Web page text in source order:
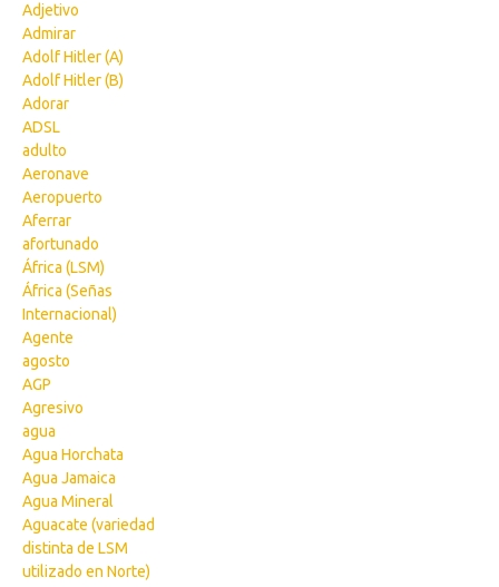
Adjetivo
Admirar
Adolf Hitler (A)
Adolf Hitler (B)
Adorar
ADSL
adulto
Aeronave
Aeropuerto
Aferrar
afortunado
África (LSM)
África (Señas
Internacional)
Agente
agosto
AGP
Agresivo
agua
Agua Horchata
Agua Jamaica
Agua Mineral
Aguacate (variedad
distinta de LSM
utilizado en Norte)